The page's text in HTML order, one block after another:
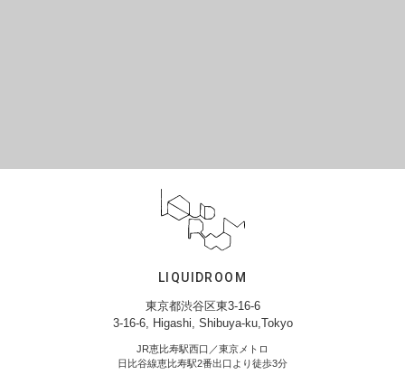
LIQUIDROOM
東京都渋谷区東3-16-6
3-16-6, Higashi, Shibuya-ku,Tokyo
JR恵比寿駅西口／東京メトロ
日比谷線恵比寿駅2番出口より徒歩3分